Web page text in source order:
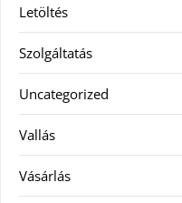
Letöltés
Szolgáltatás
Uncategorized
Vallás
Vásárlás